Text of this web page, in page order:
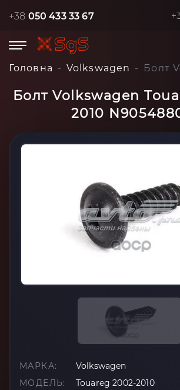
+38 050 433 33 67
Головна Volkswagen Болт
Болт Volkswagen
2010
МАРКА:
Volkswagen
МОДЕЛЬ:
Touareg 2002-2010